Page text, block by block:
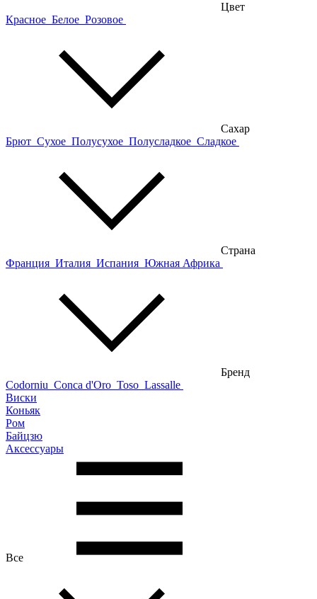
Цвет
Красное Белое Розовое
Сахар
Брют Сухое Полусухое Полусладкое Сладкое
Страна
Франция Италия Испания Южная Африка
Бренд
Codorniu Conca d'Oro Toso Lassalle
Виски
Коньяк
Ром
Байцзю
Аксессуары
Все